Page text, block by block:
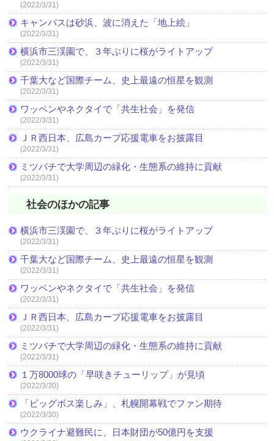
(2022/3/31)
キャンバスは砂浜、波に消えた「地上絵」
(2022/3/31)
横浜市三渓園で、３年ぶりに桜がライトアップ
(2022/3/31)
千葉大など国際チーム、史上最遠の恒星を観測
(2022/3/31)
ワッペンやネクタイで「共生社会」を発信
(2022/3/31)
ＪＲ西日本、広島カープ応援電車をお披露目
(2022/3/31)
ミツバチで大学周辺の緑化・生態系の維持に貢献
(2022/3/31)
社会のほかの記事
横浜市三渓園で、３年ぶりに桜がライトアップ
(2022/3/31)
千葉大など国際チーム、史上最遠の恒星を観測
(2022/3/31)
ワッペンやネクタイで「共生社会」を発信
(2022/3/31)
ＪＲ西日本、広島カープ応援電車をお披露目
(2022/3/31)
ミツバチで大学周辺の緑化・生態系の維持に貢献
(2022/3/31)
１万8000球の「早咲きチューリップ」が見頃
(2022/3/30)
「ビッグボス楽しみ」、札幌開幕戦でファン期待
(2022/3/30)
ウクライナ避難民に、日本財団が50億円を支援